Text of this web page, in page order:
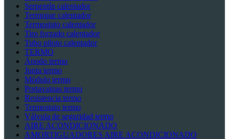
Serpentín calentador
Termopar calentador
Termostato calentador
Tiro forzado calentador
Tubo piloto calentador
TERMO
Ánodo termo
Junta termo
Módulo termo
Portavainas termo
Resistencia termo
Termostato termo
Válvula de seguridad termo
AIRE ACONDICIONADO
AMORTIGUADORES AIRE ACONDICIONADO